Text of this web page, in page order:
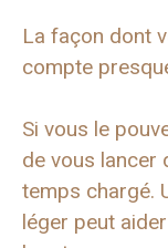
La façon dont
compte
Si vous le
de vous lancer
temps chargé.
léger peut